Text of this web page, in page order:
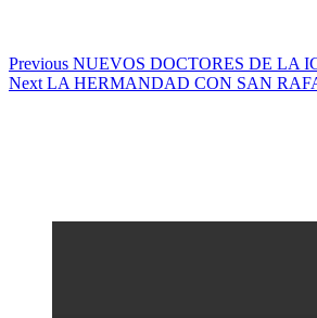
Navegación
de
Previous Previous
post:
NUEVOS DOCTORES DE LA
Next Next
LA HERMANDAD CON SAN